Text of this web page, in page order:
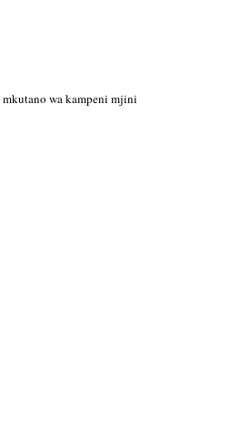
wa kampeni mjini